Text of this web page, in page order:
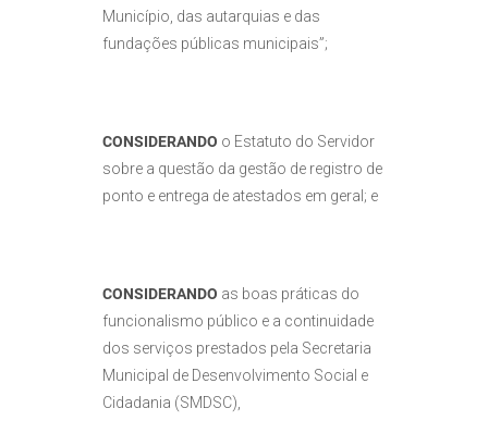
Município, das autarquias e das
fundações públicas municipais”;
CONSIDERANDO o Estatuto do Servidor
sobre a questão da gestão de registro de
ponto e entrega de atestados em geral; e
CONSIDERANDO as boas práticas do
funcionalismo público e a continuidade
dos serviços prestados pela Secretaria
Municipal de Desenvolvimento Social e
Cidadania (SMDSC),